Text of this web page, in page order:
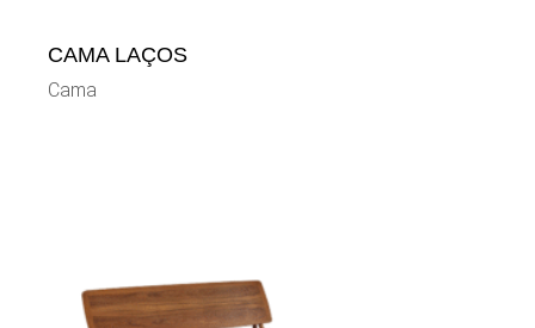
CAMA LAÇOS
Cama